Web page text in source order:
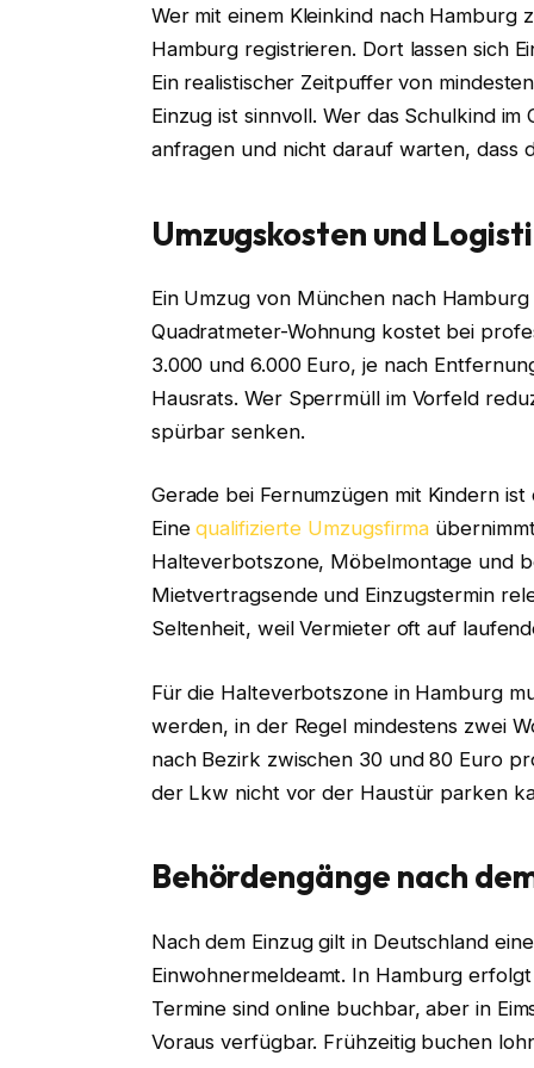
Wer mit einem Kleinkind nach Hamburg
Hamburg registrieren. Dort lassen sich
Ein realistischer Zeitpuffer von
Einzug ist sinnvoll. Wer das Schulkind
anfragen und nicht darauf warten, dass
Umzugskosten und
Ein Umzug von München nach
Quadratmeter-Wohnung kostet bei
3.000 und 6.000 Euro, je nach
Hausrats. Wer Sperrmüll im Vorfeld
spürbar senken.
Gerade bei Fernumzügen mit Kindern
Einequalifizierte Umzugsfirma
Halteverbotszone, Möbelmontage und
Mietvertragsende und Einzugstermin
Seltenheit, weil Vermieter oft auf
Für die Halteverbotszone in Hamburg
werden, in der Regel mindestens zwei
nach Bezirk zwischen 30 und 80 Euro
der Lkw nicht vor der Haustür parken
Behördengänge nach
Nach dem Einzug gilt in Deutschland
Einwohnermeldeamt. In Hamburg
Termine sind online buchbar, aber in
Voraus verfügbar. Frühzeitig buchen